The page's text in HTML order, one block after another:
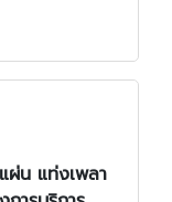
ผ่น แท่งเพลา